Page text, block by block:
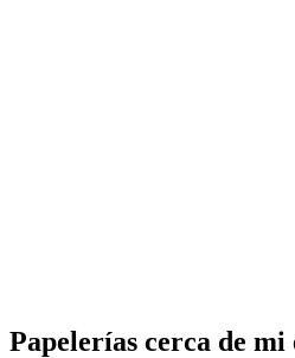
Papelerías cerca de mi